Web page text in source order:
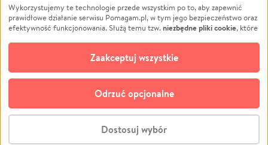
Pomoc Finansowa
Projekty
Pogrzeb
Społeczność lokalna
Kultura
Edukacja
Podróż
Impreza
Ochrona środowiska
Biznes
© CROWDING SP. Z O.O.
Wykorzystujemy te technologie przede wszystkim po to, aby zapewnić
prawidłowe działanie serwisu Pomagam.pl, w tym jego bezpieczeństwo oraz
efektywność funkcjonowania. Służą temu tzw.niezbędne pliki cookie, które
opcjonalnych plików cookie
technologii do celów analitycznych i retargetingowych. Możesz wyrazić
zgodę na ich stosowanie lub jej odmówić. W dowolnym momencie masz
możliwość zmiany swoich preferencji na stronie „Zarządzaj zgodami cookie”,
do której link znajdziesz w stopce serwisu Pomagam.pl. Opcjonalne pliki
cookie wykorzystywane są w następujących celach:
działanie serwisu Pomagam.pl. Dzięki nim możemy zrozumieć, jak
użytkownicy korzystają z naszego serwisu – skąd trafiają do serwisu, jak
Dostosuj wybór
Odrzuć opcjonalne
Zaakceptuj wszystkie